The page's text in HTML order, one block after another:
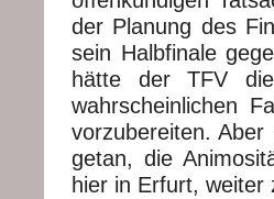
der Planung des
sein Halbfinale
hätte der TFV
wahrscheinlichen
vorzubereiten.
getan, die
hier in Erfurt, weiter